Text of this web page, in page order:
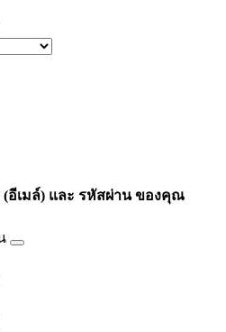
(อีเมล์) และ รหัสผ่าน ของคุณ